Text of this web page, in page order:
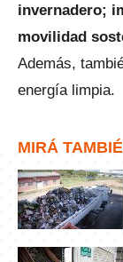
invernadero;
movilidad
Además,
energía limpia.
MIRÁ